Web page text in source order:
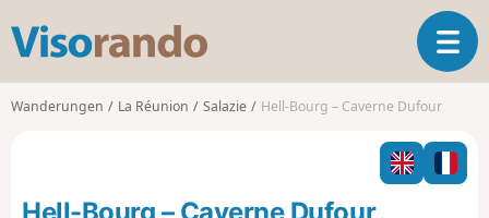
s
o
T
o
l
n
Wanderungen La Réunion Salazie Hell-Bourg – Caverne Dufour